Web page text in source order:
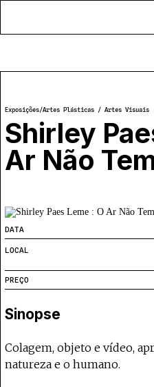
Notícias
Classificados
Ver todos
Agenda
Exposições
Por Localidade
Mapa
COFFEELABS
Workshops
Cursos Curtos
Formadores
Links úteis
Sobre
Projecto e Equipa
Ficha Técnica
Política de privacidade
— apoia o Coffeepaste e ajuda-nos a chegar
Exposições/Artes Plásticas / Artes Visuais
Shirley
Ar Não
DATA
LOCAL
PREÇO
Sinopse
Colagem, objeto e vídeo,
natureza e o humano.